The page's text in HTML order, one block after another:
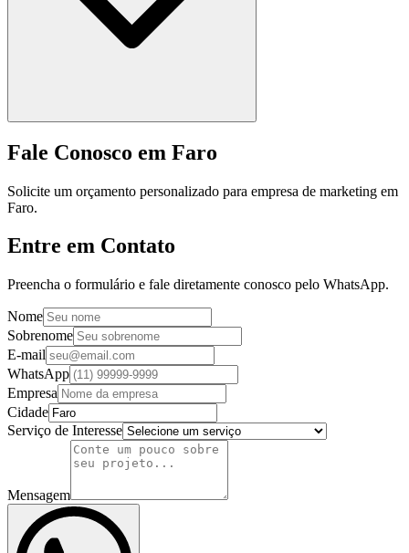
Fale Conosco em Faro
Solicite um orçamento personalizado para empresa de marketing em
Faro.
Entre em Contato
Preencha o formulário e fale diretamente conosco pelo WhatsApp.
Nome
Sobrenome
E-mail
WhatsApp
Empresa
Cidade
Serviço de Interesse
Mensagem